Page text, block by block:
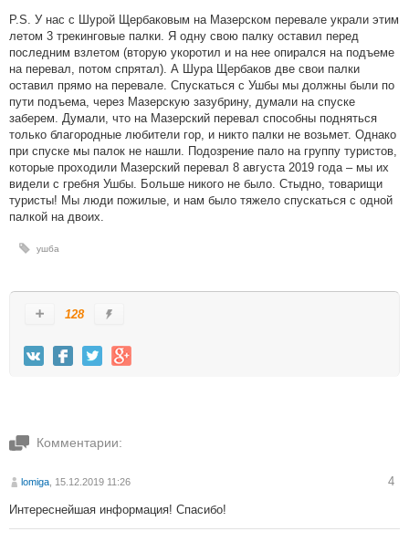
P.S. У нас с Шурой Щербаковым на Мазерском перевале украли этим
летом 3 трекинговые палки. Я одну свою палку оставил перед
последним взлетом (вторую укоротил и на нее опирался на подъеме
на перевал, потом спрятал). А Шура Щербаков две свои палки
оставил прямо на перевале. Спускаться с Ушбы мы должны были по
пути подъема, через Мазерскую зазубрину, думали на спуске
заберем. Думали, что на Мазерский перевал способны подняться
только благородные любители гор, и никто палки не возьмет. Однако
при спуске мы палок не нашли. Подозрение пало на группу туристов,
которые проходили Мазерский перевал 8 августа 2019 года – мы их
видели с гребня Ушбы. Больше никого не было. Стыдно, товарищи
туристы! Мы люди пожилые, и нам было тяжело спускаться с одной
палкой на двоих.
ушба
128
Комментарии:
lomiga , 15.12.2019 11:26 4
Интереснейшая информация! Спасибо!